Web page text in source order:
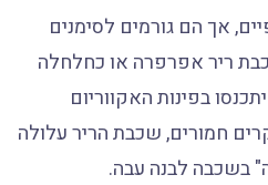
אך הם גורמים לסימנים
ריר אפרפרה או כחלחלה
בפינות האקווריום
חמורים, שכבת הריר עלולה
בשכבה לבנה עבה.